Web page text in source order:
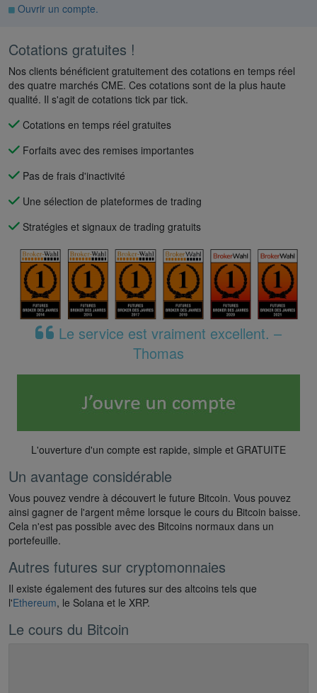
Ouvrir un compte.
Cotations gratuites !
Nos clients bénéficient gratuitement des cotations en temps réel
des quatre marchés CME. Ces cotations sont de la plus haute
qualité. Il s'agit de cotations tick par tick.
Cotations en temps réel gratuites
Forfaits avec des remises importantes
Pas de frais d'inactivité
Une sélection de plateformes de trading
Stratégies et signaux de trading gratuits
Le service est vraiment excellent. –
Thomas
L'ouverture d'un compte est rapide, simple et GRATUITE
Un avantage considérable
Vous pouvez vendre à découvert le future Bitcoin. Vous pouvez
ainsi gagner de l'argent même lorsque le cours du Bitcoin baisse.
Cela n'est pas possible avec des Bitcoins normaux dans un
portefeuille.
Autres futures sur cryptomonnaies
Il existe également des futures sur des altcoins tels que
l'Ethereum, le Solana et le XRP.
Le cours du Bitcoin